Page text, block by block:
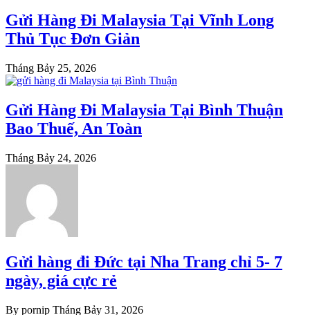
Gửi Hàng Đi Malaysia Tại Vĩnh Long
Thủ Tục Đơn Giản
Tháng Bảy 25, 2026
Gửi Hàng Đi Malaysia Tại Bình Thuận
Bao Thuế, An Toàn
Tháng Bảy 24, 2026
Gửi hàng đi Đức tại Nha Trang chỉ 5- 7
ngày, giá cực rẻ
By pornip Tháng Bảy 31, 2026